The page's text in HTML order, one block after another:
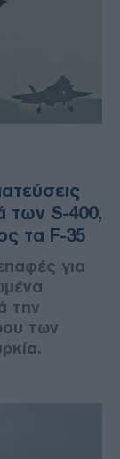
των S-400,
τα F-35
για
την
των